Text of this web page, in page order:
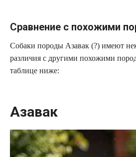
Сравнение с похожими
Собаки породы Азавак (?) имеют
различия с другими похожими
таблице ниже:
Азавак